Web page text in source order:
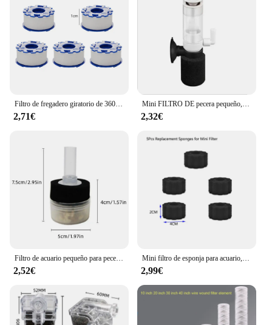
2,71€ 2,32€
Filtro de acuario pequeño para pecera, bomba de aire para estanque de camarones, filtro de esponja útil, fácil instalación, accesorios de acuario reutilizables, nuevo
2,52€
Mini filtro de esponja para acuario, bomba de aire para pecera, estanque de camarones, filtro de esponja bioquímica, filtro de filtración para acuario
2,99€